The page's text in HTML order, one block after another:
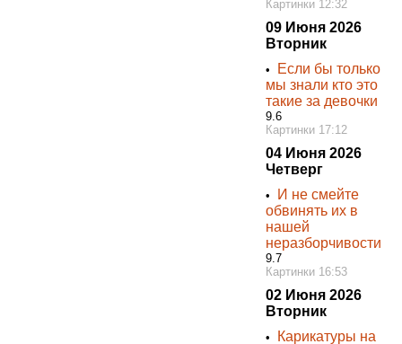
Картинки 12:32
09 Июня 2026
Вторник
•
Если бы только
мы знали кто это
такие за девочки
9.6
Картинки 17:12
04 Июня 2026
Четверг
•
И не смейте
обвинять их в
нашей
неразборчивости
9.7
Картинки 16:53
02 Июня 2026
Вторник
•
Карикатуры на